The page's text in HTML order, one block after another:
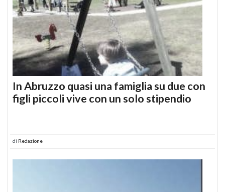
In Abruzzo quasi una famiglia su due con
figli piccoli vive con un solo stipendio
di Redazione